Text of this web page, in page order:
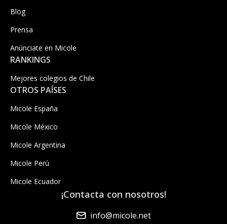
Blog
Prensa
Anúnciate en Micole
RANKINGS
Mejores colegios de Chile
OTROS PAÍSES
Micole España
Micole México
Micole Argentina
Micole Perú
Micole Ecuador
¡Contacta con nosotros!
info@micole.net